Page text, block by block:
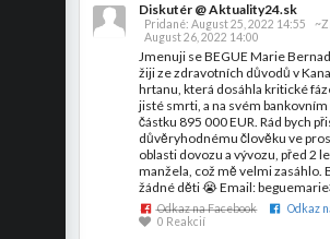
Diskutér @ Aktuality24.sk
Pridané:August 25, 2022 14:55
August 26, 2022 14:00
Jmenuji se BEGUE Marie
žiji ze zdravotních důvodů v
hrtanu, která dosáhla kritické
jisté smrti, a na svém
částku 895 000 EUR. Rád bych
důvěryhodnému člověku ve
oblasti dovozu a vývozu, před 2
manžela, což mě velmi zasáhlo.
žádné děti 😭 Email:
Odkaz na Facebook Odkaz
0 Reakcií